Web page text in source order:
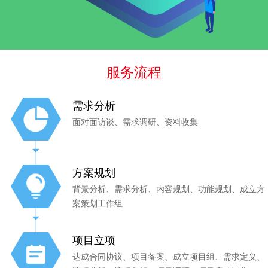
服务流程
需求分析
面对面访谈、需求调研、资料收集
方案规划
背景分析、需求分析、内容规划、功能规划、成立方
案策划工作组
项目立项
达成合同协议、项目备案、成立项目组、需求定义、